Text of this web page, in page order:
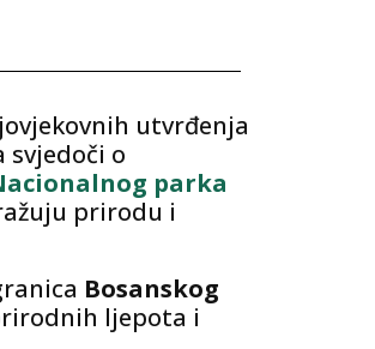
utvrđenja
o
parka
prirodu i
Bosanskog
ljepota i